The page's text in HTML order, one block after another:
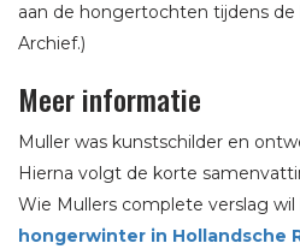
aan de hongertochten tijdens
Archief.)
Meer informatie
Muller was kunstschilder en
Hierna volgt de korte
Wie Mullers complete verslag wil
hongerwinter in Hollandsche